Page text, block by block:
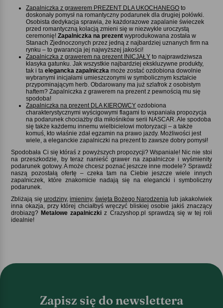
Zapalniczka z grawerem PREZENT DLA UKOCHANEGO to
doskonały pomysł na romantyczny podarunek dla drugiej połówki.
Osobista dedykacja sprawia, że każdorazowe zapalanie świeczek
przed romantyczną kolacją zmieni się w niezwykle uroczystą
ceremonię!Zapalniczka na prezent wyprodukowana została w
Stanach Zjednoczonych przez jedną z najbardziej uznanych firm na
rynku – to gwarancja jej najwyższej jakości!
Zapalniczka z grawerem na prezent INICJAŁY to najprawdziwsza
klasyka gatunku. Jak wszystkie najbardziej ekskluzywne produkty,
tak i taelegancka zapalniczka może zostać ozdobiona dowolnie
wybranymi inicjałami umieszczonymi w symbolicznym kształcie
przypominającym herb. Obdarowany ma już szlafrok z osobistym
haftem? Zapalniczka z grawerem na prezent z pewnością mu się
spodoba!
Zapalniczka na prezent DLA KIEROWCY ozdobiona
charakterystycznymi wyścigowymi flagami to wspaniała propozycja
na podarunek chociażby dla miłośników serii NASCAR. Ale spodoba
się także każdemu innemu wielbicielowi motoryzacji – a także
komuś, kto właśnie zdał egzamin na prawo jazdy. Możliwości jest
wiele, a eleganckie zapalniczki na prezent to zawsze dobry pomysł!
Spodobała Ci się któraś z powyższych propozycji? Wspaniale! Nic nie stoi
na przeszkodzie, by teraz nanieść grawer na zapalniczce i wyśmienity
podarunek gotowy. A może chcesz poznać jeszcze inne modele? Sprawdź
naszą pozostałą ofertę – czeka tam na Ciebie jeszcze wiele innych
zapalniczek, które znakomicie nadają się na elegancki i symboliczny
podarunek.
Zbliżają się urodziny, imieniny,święta Bożego Narodzenia lub jakakolwiek
inna okazja, przy której chciałbyś wręczyć bliskiej osobie jakiś znaczący
drobiazgMetalowe zapalniczki z Crazyshop.pl sprawdzą się w tej roli
idealnie!
Zapisz się do newslettera